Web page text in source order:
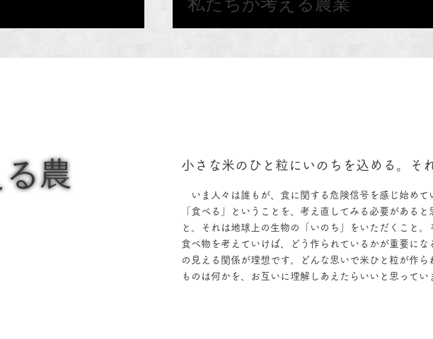
農
小さな米のひと粒にいのちを込める。そ
いま人々は誰もが、食に関する危険信号を感じ始めて
「食べる」ということを、考え直してみる必要があると
と。それは地球上の生物の「いのち」をいただくこと。
食べ物を考えていけば、どう作られているかが重要にな
の見える関係が理想です。どんな思いで米ひと粒が作ら
ものは何かを、お互いに理解しあえたらいいと思ってい